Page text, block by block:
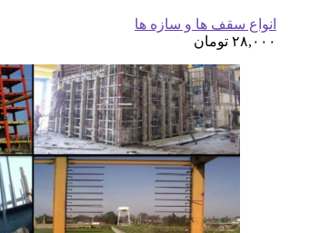
انواع سقف ها و سازه ها
۲۸,۰۰۰ تومان